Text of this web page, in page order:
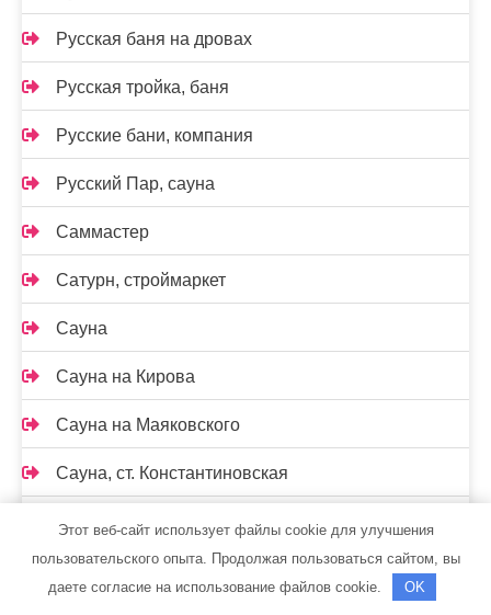
Русская баня на дровах
Русская тройка, баня
Русские бани, компания
Русский Пар, сауна
Саммастер
Сатурн, строймаркет
Сауна
Сауна на Кирова
Сауна на Маяковского
Сауна, ст. Константиновская
Сафари, гостиница
Семь+Я
Этот веб-сайт использует файлы cookie для улучшения
пользовательского опыта. Продолжая пользоваться сайтом, вы
даете согласие на использование файлов cookie.
OK